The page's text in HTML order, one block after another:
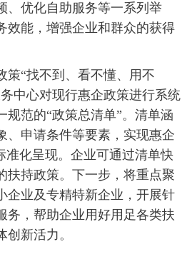
最太原 网罗民生
、优化自助服务等一系列举
效能，增强企业和群众的获得
“找不到、看不懂、用不
中心对现行惠企政策进行系统
规范的“政策总清单”。清单涵
、申请条件等要素，实现惠企
准化呈现。企业可通过清单快
扶持政策。下一步，将重点聚
企业及专精特新企业，开展针
务，帮助企业用好用足各类扶
新活力。